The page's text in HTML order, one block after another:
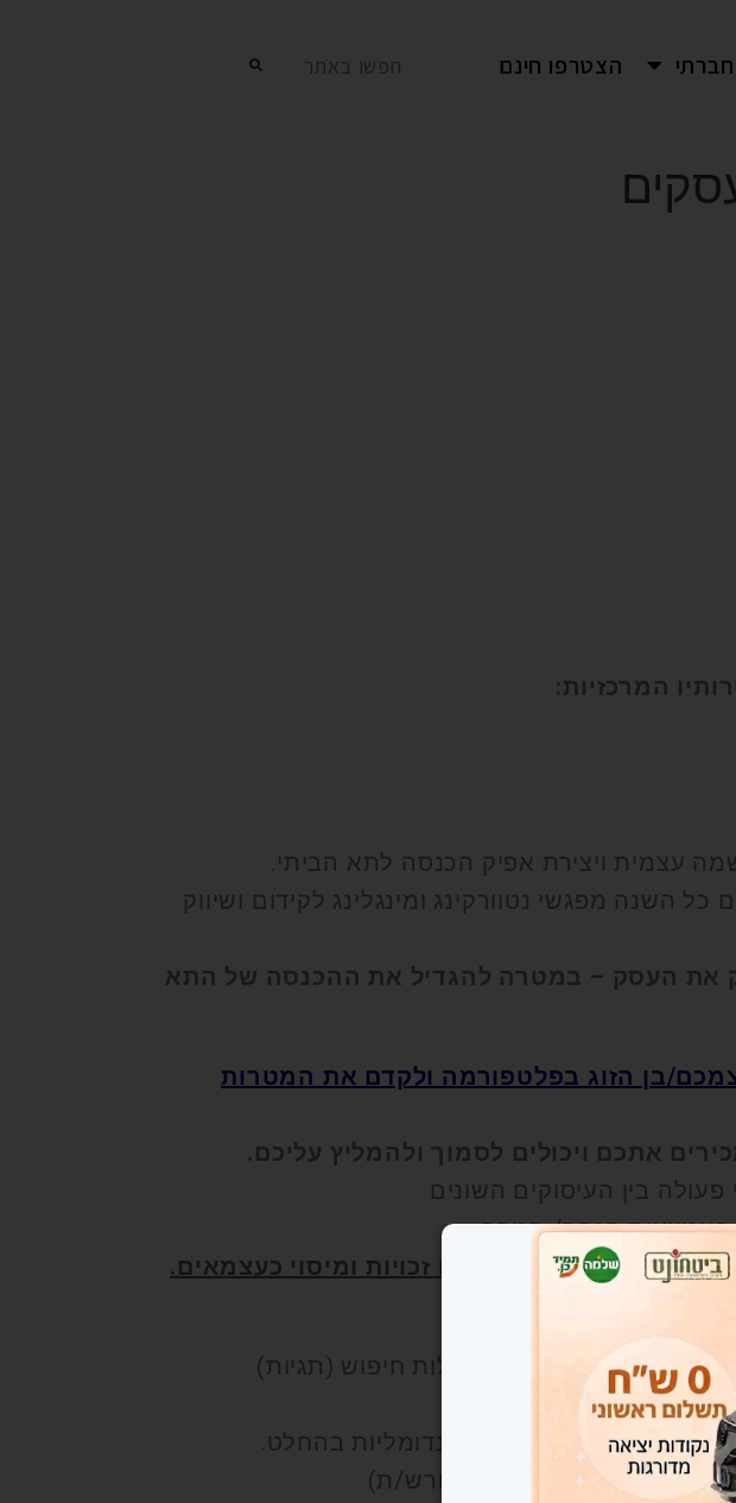
חברתי הצטרפו חינם חפשו באתר
המרכזיות:
עצמית ויצירת אפיק הכנסה לתא הביתי.
השנה מפגשי נטוורקינג ומינגלינג לקידום ושיווק
את העסק – במטרה להגדיל את ההכנסה של התא
בן הזוג בפלטפורמה ולקדם את המטרות
אתכם ויכולים לסמוך ולהמליץ עליכם.
בין העיסוקים השונים
באמצעות הנחה/ הטבה.
של ביטחונט למיקסום זכויות ומיסוי כעצמאים.
אפשרנו לכם להזין מילות חיפוש (תגיות)
שיוצגו בכל חיפוש הינן רנדומליות בהחלט.
לציין בהרשמה את שם הפורש/ת)